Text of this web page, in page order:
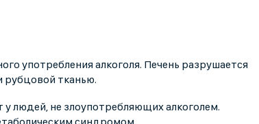
употребления алкоголя. Печень разрушается
рубцовой тканью.
у людей, не злоупотребляющих алкоголем.